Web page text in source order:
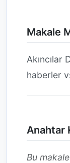
Makale
Akıncılar
haberler
Anahtar
Bu